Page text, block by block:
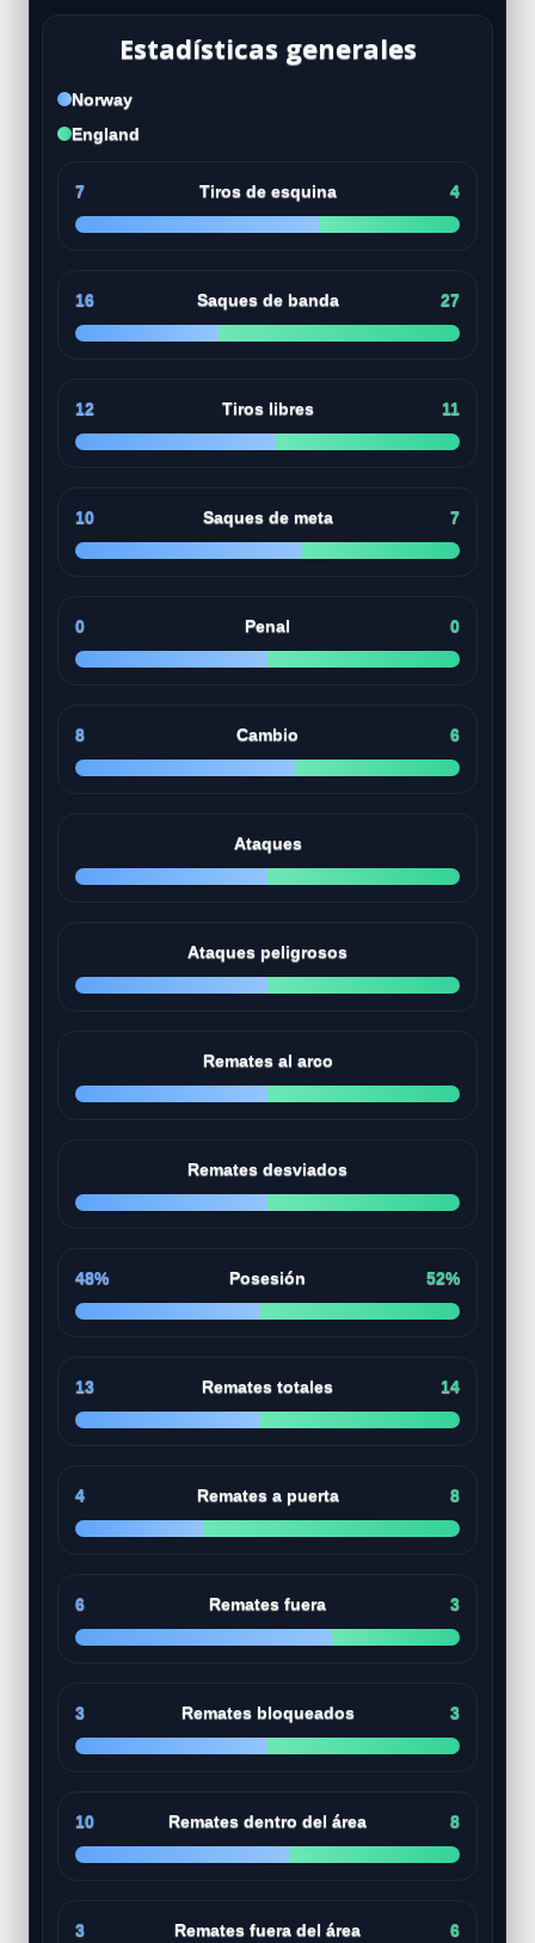
Estadísticas generales
Norway
England
7 Tiros de esquina 4
16 Saques de banda 27
12 Tiros libres 11
10 Saques de meta 7
0 Penal 0
8 Cambio 6
Ataques
Ataques peligrosos
Remates al arco
Remates desviados
48% Posesión 52%
13 Remates totales 14
4 Remates a puerta 8
6 Remates fuera 3
3 Remates bloqueados 3
10 Remates dentro del área 8
3 Remates fuera del área 6